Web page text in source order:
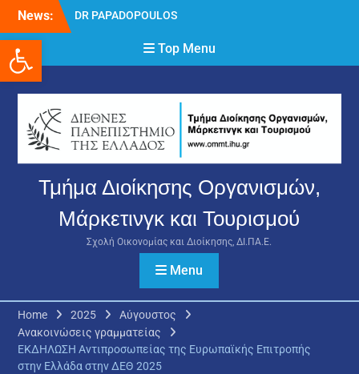
Ανοίξτε τη γραμμή εργαλείων
content
News:
DR PAPADOPOULOS
Δρ Παπαδόπουλος
Νικόλαος
δικαιολογητικών και
ενστάσεων για τη
χορήγηση του
στεγαστικού επιδόματος
ακαδημαϊκού έτους 2025-
2026.
Top Menu
Τμήμα Διοίκησης Οργανισμών,
Μάρκετινγκ και Τουρισμού
Σχολή Οικονομίας και Διοίκησης, ΔΙ.ΠΑ.Ε.
Menu
Home 2025
Αύγουστος
Ανακοινώσεις γραμματείας
ΕΚΔΗΛΩΣΗ Αντιπροσωπείας της Ευρωπαϊκής Επιτροπής
στην Ελλάδα στην ΔΕΘ 2025